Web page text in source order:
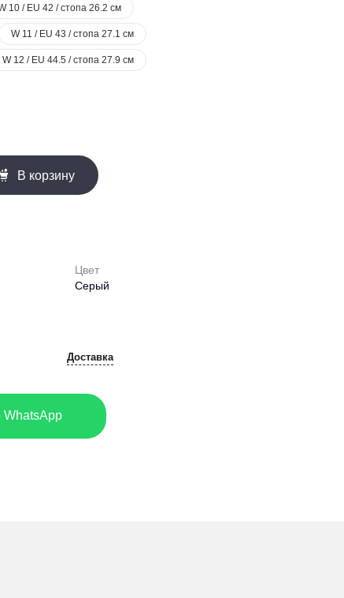
10 / EU 42 / стопа 26.2 см
W 11 / EU 43 / стопа 27.1 см
W 12 / EU 44.5 / стопа 27.9 см
В корзину
Цвет
Серый
Доставка
WhatsApp